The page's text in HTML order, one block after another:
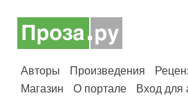
Авторы Произведения
Магазин
О портале Вход для